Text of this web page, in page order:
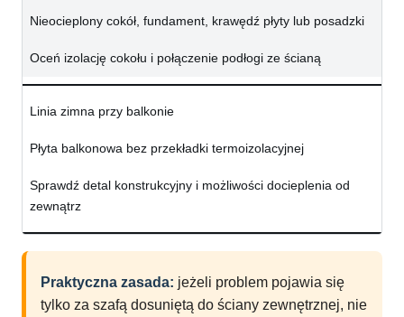
Nieocieplony cokół, fundament, krawędź płyty lub posadzki
Oceń izolację cokołu i połączenie podłogi ze ścianą
Linia zimna przy balkonie
Płyta balkonowa bez przekładki termoizolacyjnej
Sprawdź detal konstrukcyjny i możliwości docieplenia od
zewnątrz
Praktyczna zasada: jeżeli problem pojawia się
tylko za szafą dosuniętą do ściany zewnętrznej, nie